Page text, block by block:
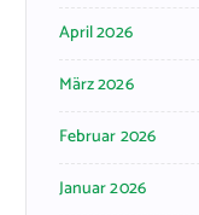
April 2026
März 2026
Februar 2026
Januar 2026